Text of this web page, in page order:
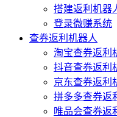
搭建返利机器
登录微赚系统
查券返利机器人
淘宝查券返利
抖音查券返利
京东查券返利
拼多多查券返
唯品会查券返